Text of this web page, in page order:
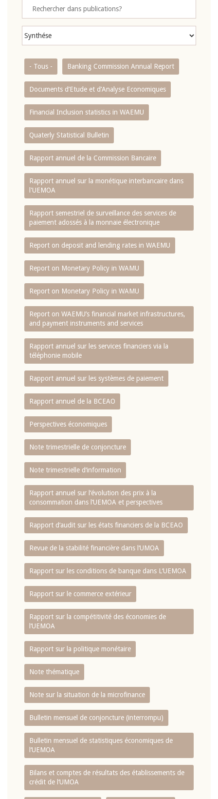
- Tous - Banking Commission Annual Report
Documents d’Etude et d’Analyse Economiques
Financial Inclusion statistics in WAEMU
Quaterly Statistical Bulletin
Rapport annuel de la Commission Bancaire
Rapport annuel sur la monétique interbancaire dans
l'UEMOA
Rapport semestriel de surveillance des services de
paiement adossés à la monnaie électronique
Report on deposit and lending rates in WAEMU
Report on Monetary Policy in WAMU
Report on Monetary Policy in WAMU
Report on WAEMU’s financial market infrastructures,
and payment instruments and services
Rapport annuel sur les services financiers via la
téléphonie mobile
Rapport annuel sur les systèmes de paiement
Rapport annuel de la BCEAO
Perspectives économiques
Note trimestrielle de conjoncture
Note trimestrielle d‘information
Rapport annuel sur l‘évolution des prix à la
consommation dans l‘UEMOA et perspectives
Rapport d‘audit sur les états financiers de la BCEAO
Revue de la stabilité financière dans l‘UMOA
Rapport sur les conditions de banque dans L‘UEMOA
Rapport sur le commerce extérieur
Rapport sur la compétitivité des économies de
l‘UEMOA
Rapport sur la politique monétaire
Note thématique
Note sur la situation de la microfinance
Bulletin mensuel de conjoncture (interrompu)
Bulletin mensuel de statistiques économiques de
l‘UEMOA
Bilans et comptes de résultats des établissements de
crédit de l‘UMOA